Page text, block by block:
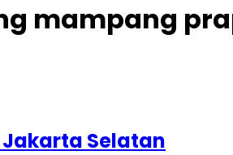
mampang
Selatan